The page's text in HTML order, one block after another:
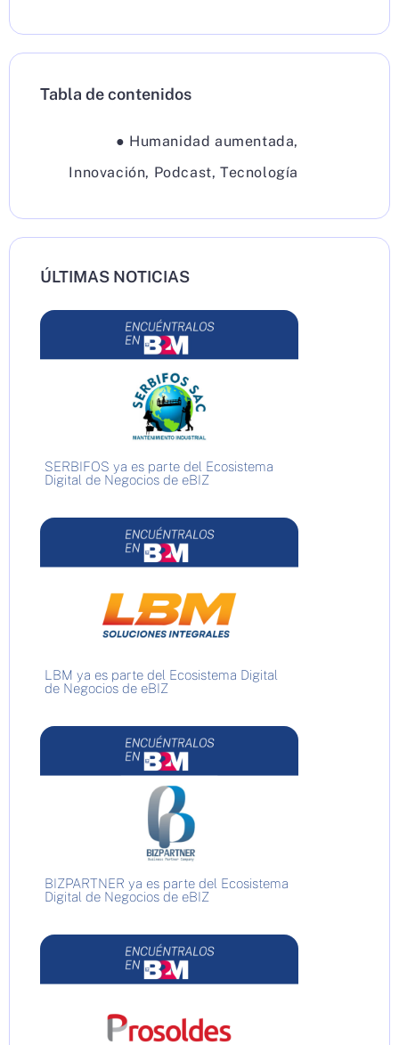
Tabla de contenidos
● Humanidad aumentada,
Innovación, Podcast, Tecnología
ÚLTIMAS NOTICIAS
SERBIFOS ya es parte del Ecosistema
Digital de Negocios de eBIZ
LBM ya es parte del Ecosistema Digital
de Negocios de eBIZ
BIZPARTNER ya es parte del Ecosistema
Digital de Negocios de eBIZ